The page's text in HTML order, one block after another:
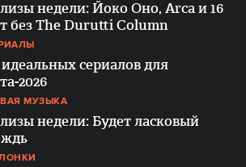
недели: Йоко Оно, Arca и 16
без The Durutti Column
идеальных сериалов для
2026
МУЗЫКА
недели: Будет ласковый